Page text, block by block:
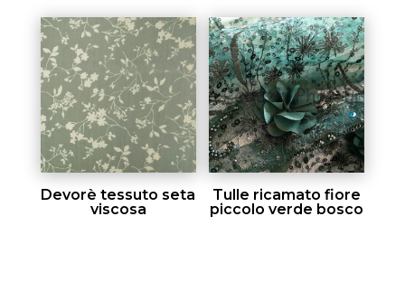
Devorè tessuto seta
viscosa
Tulle ricamato fiore
piccolo verde bosco